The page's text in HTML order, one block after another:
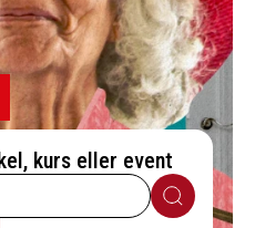
kurs eller event
Sök